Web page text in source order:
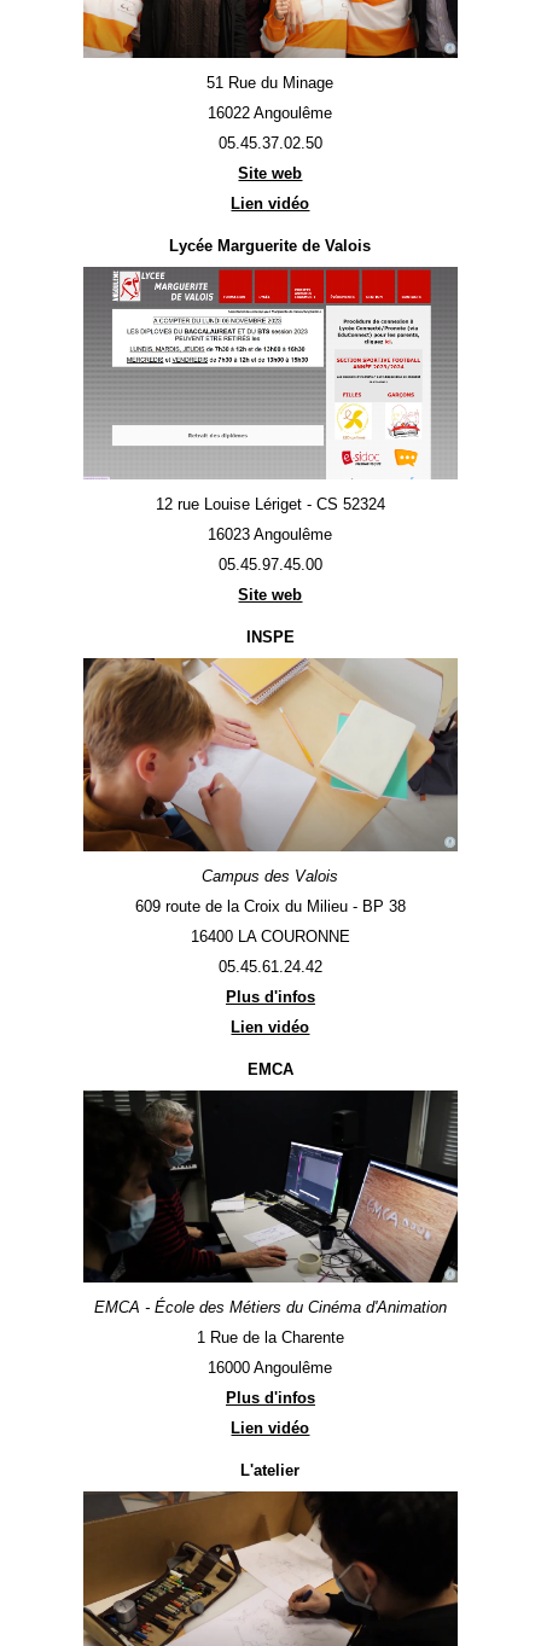
51 Rue du Minage
16022 Angoulême
05.45.37.02.50
Site web
Lien vidéo
Lycée Marguerite de Valois
12 rue Louise Lériget - CS 52324
16023 Angoulême
05.45.97.45.00
Site web
INSPE
Campus des Valois
609 route de la Croix du Milieu - BP 38
16400 LA COURONNE
05.45.61.24.42
Plus d'infos
Lien vidéo
EMCA
EMCA - École des Métiers du Cinéma d'Animation
1 Rue de la Charente
16000 Angoulême
Plus d'infos
Lien vidéo
L'atelier